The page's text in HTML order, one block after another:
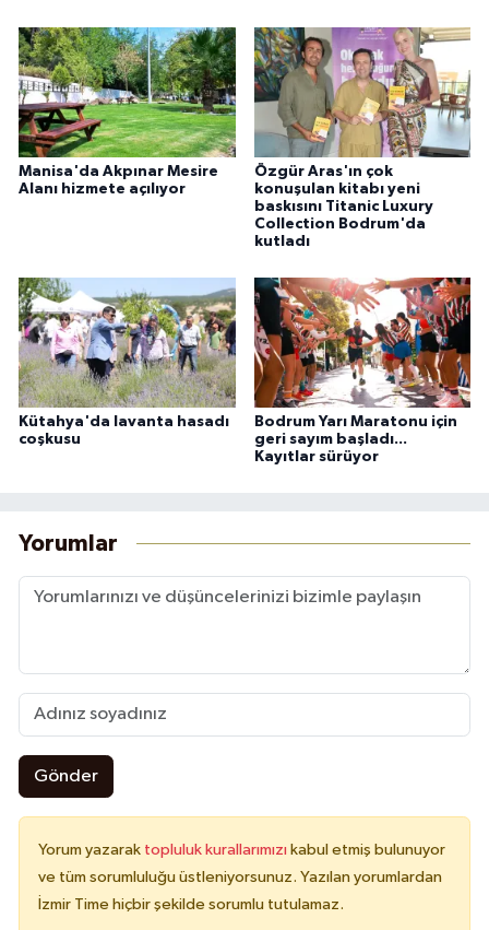
Manisa'da Akpınar Mesire
Alanı hizmete açılıyor
Özgür Aras'ın çok
konuşulan kitabı yeni
baskısını Titanic Luxury
Collection Bodrum'da
kutladı
Kütahya'da lavanta hasadı
coşkusu
Bodrum Yarı Maratonu için
geri sayım başladı...
Kayıtlar sürüyor
Yorumlar
Gönder
Yorum yazarak topluluk kurallarımızı kabul etmiş bulunuyor
ve tüm sorumluluğu üstleniyorsunuz. Yazılan yorumlardan
İzmir Time hiçbir şekilde sorumlu tutulamaz.